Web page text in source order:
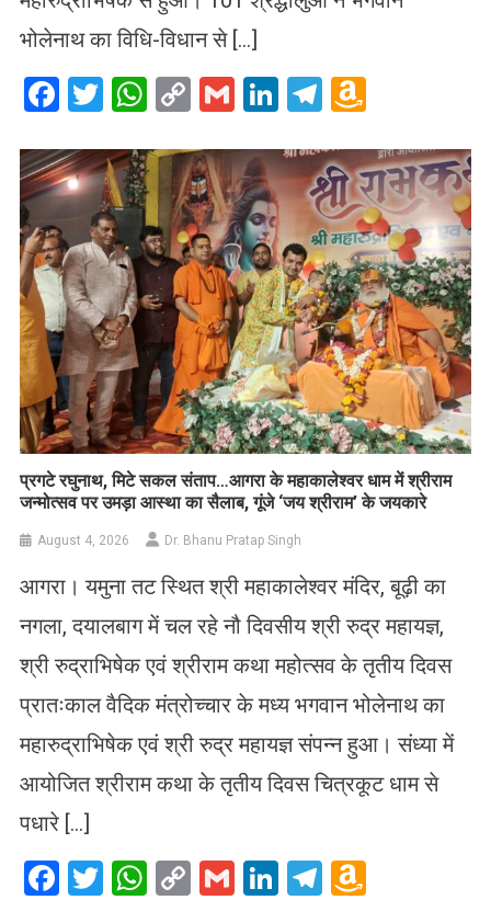
भोलेनाथ का विधि-विधान से […]
Facebook
Twitter
WhatsApp
CopyGmailLinkedIn
Telegram
List
प्रगटे रघुनाथ, मिटे सकल संताप…आगरा के महाकालेश्वर धाम में श्रीराम
जन्मोत्सव पर उमड़ा आस्था का सैलाब, गूंजे ‘जय श्रीराम’ के जयकारे
August 4, 2026 Dr. Bhanu Pratap Singh
आगरा। यमुना तट स्थित श्री महाकालेश्वर मंदिर, बूढ़ी का
नगला, दयालबाग में चल रहे नौ दिवसीय श्री रुद्र महायज्ञ,
श्री रुद्राभिषेक एवं श्रीराम कथा महोत्सव के तृतीय दिवस
प्रातःकाल वैदिक मंत्रोच्चार के मध्य भगवान भोलेनाथ का
महारुद्राभिषेक एवं श्री रुद्र महायज्ञ संपन्न हुआ। संध्या में
आयोजित श्रीराम कथा के तृतीय दिवस चित्रकूट धाम से
पधारे […]
Facebook
Twitter
WhatsApp
CopyGmailLinkedIn
Telegram